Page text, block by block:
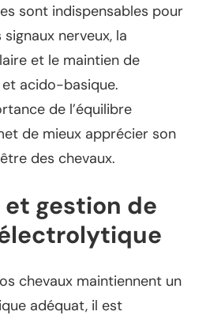
sont indispensables pour
nerveux, la
et le maintien de
et acido-basique.
de l’équilibre
de mieux apprécier son
des chevaux.
gestion de
chevaux maintiennent un
adéquat, il est